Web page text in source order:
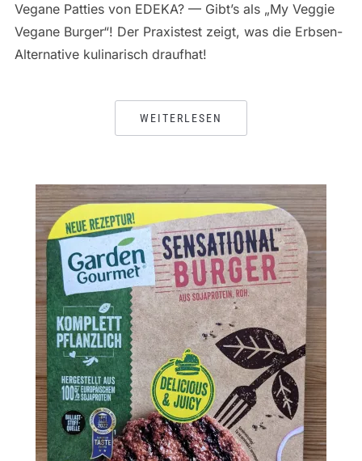
Vegane Patties von EDEKA? — Gibt’s als „My Veggie
Vegane Burger“! Der Praxistest zeigt, was die Erbsen-
Alternative kulinarisch draufhat!
WEITERLESEN